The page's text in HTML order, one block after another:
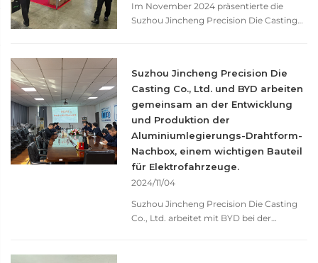
Im November 2024 präsentierte die
Suzhou Jincheng Precision Die Casting
Errungenschaften. Die Messe fand im
Tokyo International Exhibition Centre (T...
statt).
Suzhou Jincheng Precision Die
Casting Co., Ltd. und BYD arbeiten
gemeinsam an der Entwicklung
und Produktion der
Aluminiumlegierungs-Drahtform-
Nachbox, einem wichtigen Bauteil
für Elektrofahrzeuge.
2024/11/04
Suzhou Jincheng Precision Die Casting
Co., Ltd. arbeitet mit BYD bei der